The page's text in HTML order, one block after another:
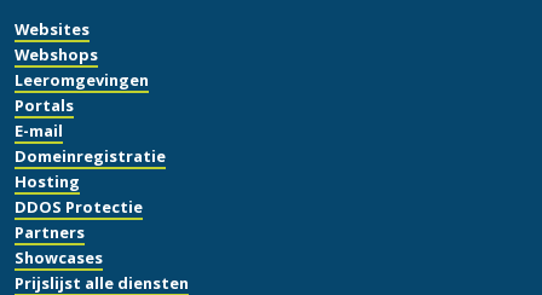
Websites
Webshops
Leeromgevingen
Portals
E-mail
Domeinregistratie
Hosting
DDOS Protectie
Partners
Showcases
Prijslijst alle diensten